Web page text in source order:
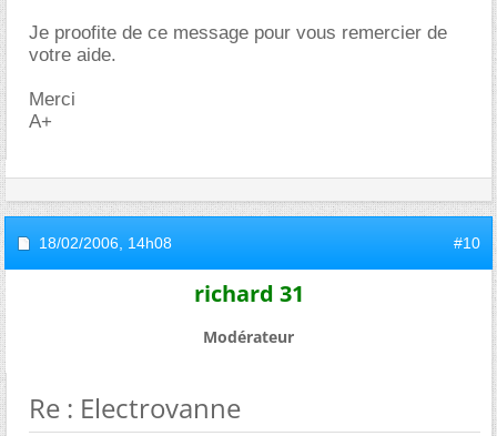
Je proofite de ce message pour vous remercier de
votre aide.
Merci
A+
18/02/2006, 14h08 #10
richard 31
Modérateur
Re : Electrovanne